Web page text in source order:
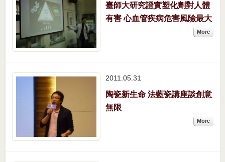
臺師大研究證實塑化劑對人體
有害 心血管疾病危害風險最大
More
2011.05 31
陶瓷新生命 法藍瓷講座談創意
無限
More